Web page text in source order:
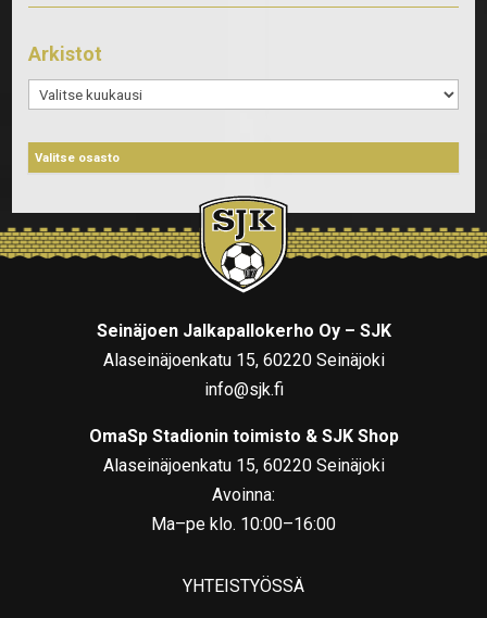
Arkistot
Arkistot
Seinäjoen Jalkapallokerho Oy – SJK
Alaseinäjoenkatu 15, 60220 Seinäjoki
info@sjk.fi
OmaSp Stadionin toimisto & SJK Shop
Alaseinäjoenkatu 15, 60220 Seinäjoki
Avoinna:
Ma–pe klo. 10:00–16:00
YHTEISTYÖSSÄ